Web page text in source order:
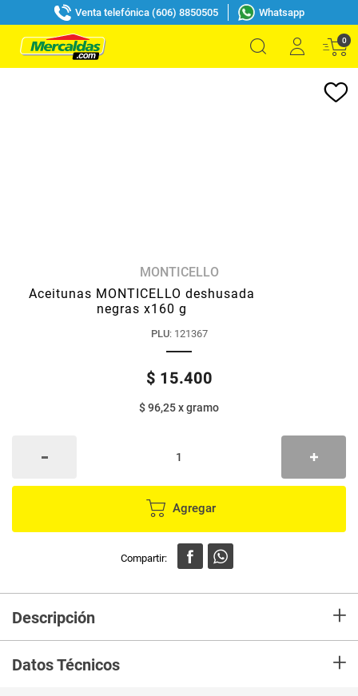
Venta telefónica (606) 8850505 Whatsapp
0
MONTICELLO
Aceitunas MONTICELLO deshusada
negras x160 g
PLU: 121367
$ 15.400
$ 96,25xgramo
Agregar
Descripción +
Datos Técnicos +